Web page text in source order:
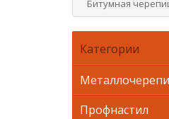
Битумная
Категории
Профнастил